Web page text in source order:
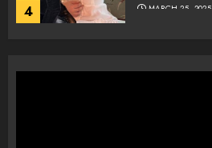
4 MARCH 25, 2025